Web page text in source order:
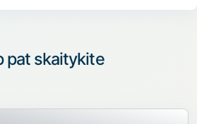
pat skaitykite